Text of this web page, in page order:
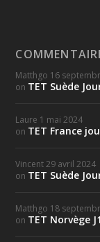
Matthgo 16
on TET Suède
Laure 1 mai 2024
on TET France
Vincent 29 avril 2024
on TET Suède
Matthgo 18
on TET Norvège